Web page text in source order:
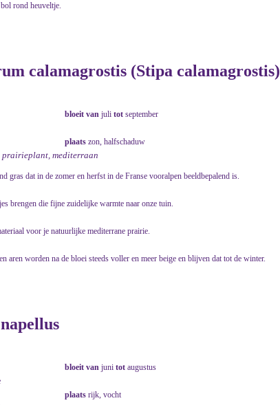
rond heuveltje.
calamagrostis (Stipa calamagrostis)
bloeit van juli tot september
plaats zon, halfschaduw
prairieplant, mediterraan
gras dat in de zomer en herfst in de Franse vooralpen beeldbepalend is.
brengen die fijne zuidelijke warmte naar onze tuin.
voor je natuurlijke mediterrane prairie.
aren worden na de bloei steeds voller en meer beige en blijven dat tot de winter.
bloeit van juni tot augustus
plaats rijk, vocht